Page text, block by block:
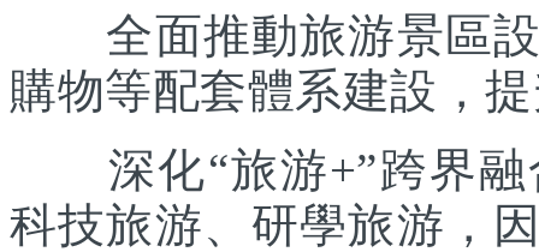
全面推動旅游景區設
購物等配套體系建設，
深化“旅游+”跨界融
科技旅游、研學旅游，